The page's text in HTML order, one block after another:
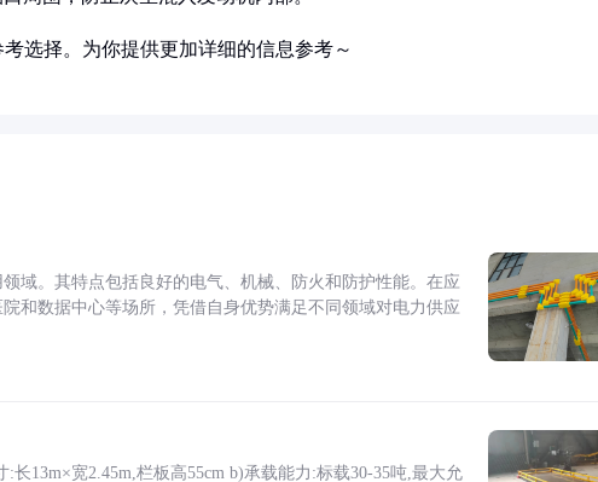
选择。为你提供更加详细的信息参考～
域。其特点包括良好的电气、机械、防火和防护性能。在应
和数据中心等场所，凭借自身优势满足不同领域对电力供应
长13m×宽2.45m,栏板高55cm b)承载能力:标载30-35吨,最大允